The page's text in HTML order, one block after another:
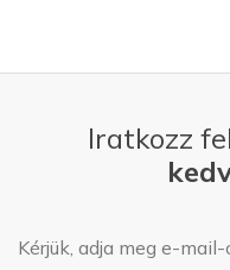
Iratkozz
E-mail-cím